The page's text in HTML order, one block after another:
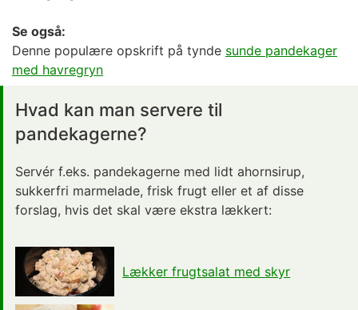
Se også:
Denne populære opskrift på tynde sunde pandekager
med havregryn
Hvad kan man servere til
pandekagerne?
Servér f.eks. pandekagerne med lidt ahornsirup,
sukkerfri marmelade, frisk frugt eller et af disse
forslag, hvis det skal være ekstra lækkert:
Lækker frugtsalat med skyr